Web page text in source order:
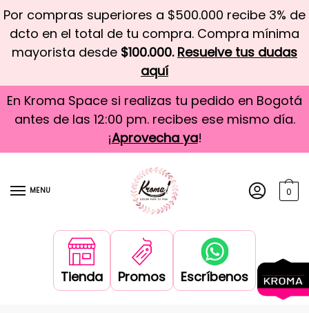
Por compras superiores a $500.000 recibe 3% de
dcto en el total de tu compra. Compra mínima
mayorista desde $100.000. Resuelve tus dudas
aquí
En Kroma Space si realizas tu pedido en Bogotá
antes de las 12:00 pm. recibes ese mismo día.
¡Aprovecha ya!
MENU 0
Tienda Promos Escríbenos